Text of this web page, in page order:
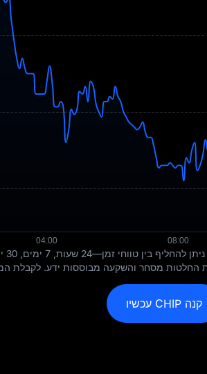
קנה CHIP עכשיו